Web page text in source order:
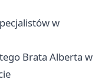
w
Brata Alberta w